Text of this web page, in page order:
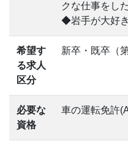
クな仕事をし
◆岩手が大好
希望す
る求人
区分
新卒・既卒（
必要な
資格
車の運転免許